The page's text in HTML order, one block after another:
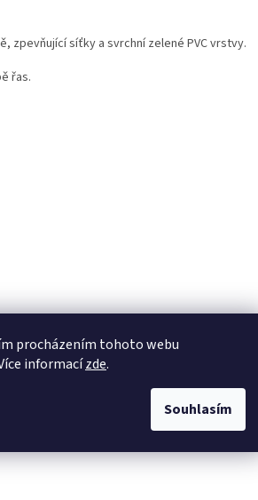
procházením tohoto webu
informacízde.
Souhlasím
zpevňující síťky a svrchní zelené PVC vrstvy.
řas.